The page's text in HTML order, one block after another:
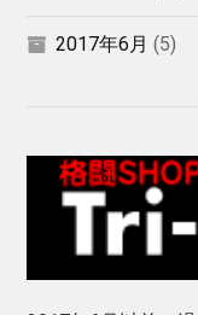
2017年6月 (5)